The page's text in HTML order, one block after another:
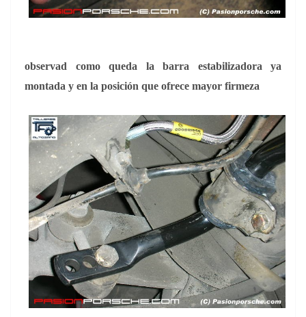
observad como queda la barra estabilizadora ya
montada y en la posición que ofrece mayor firmeza